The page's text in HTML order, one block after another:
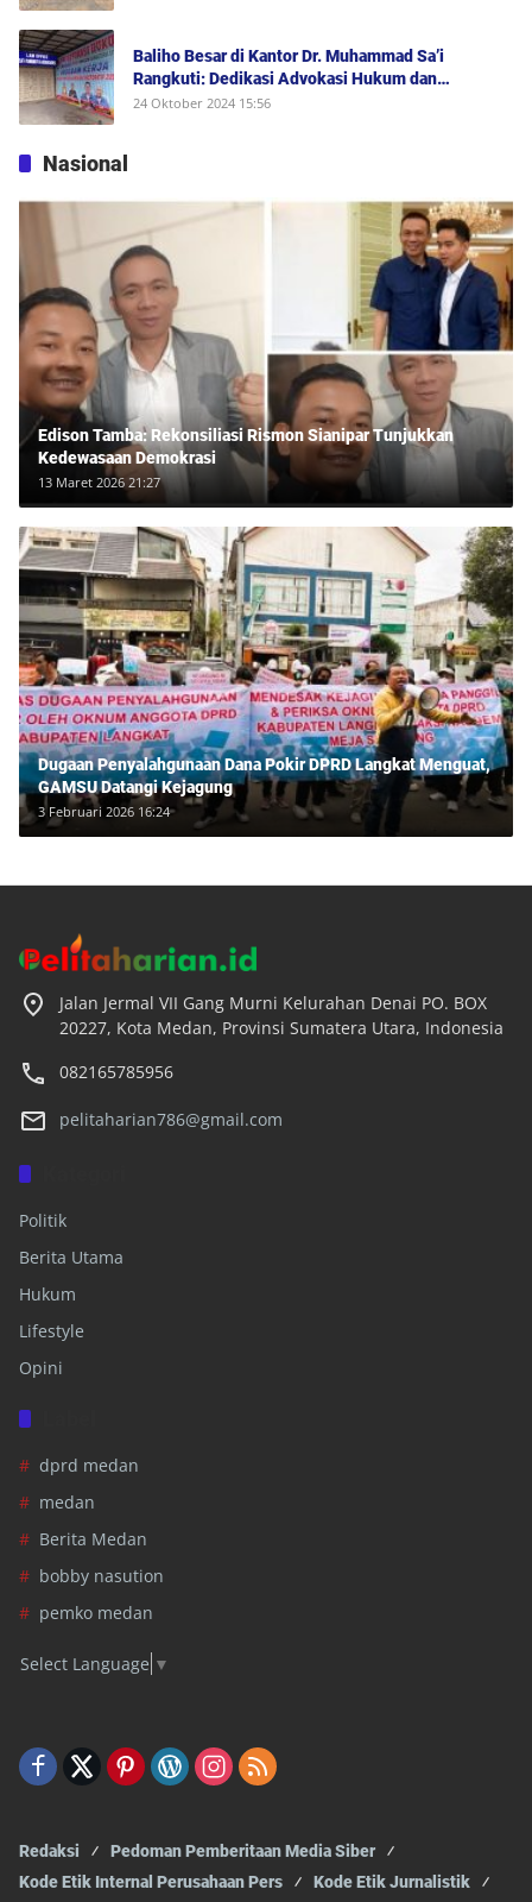
Baliho Besar di Kantor Dr. Muhammad Sa’i
Rangkuti: Dedikasi Advokasi Hukum dan
Dukungan Penuh untuk Bobby-Surya di Pilgub
24 Oktober 2024 15:56
Nasional
Edison Tamba: Rekonsiliasi Rismon Sianipar Tunjukkan
Kedewasaan Demokrasi
13 Maret 2026 21:27
Dugaan Penyalahgunaan Dana Pokir DPRD Langkat Menguat,
GAMSU Datangi Kejagung
3 Februari 2026 16:24
Jalan Jermal VII Gang Murni Kelurahan Denai PO. BOX
20227, Kota Medan, Provinsi Sumatera Utara, Indonesia
082165785956
pelitaharian786@gmail.com
Politik
Berita Utama
Hukum
Lifestyle
Opini
dprd medan
medan
Berita Medan
bobby nasution
pemko medan
Select Language ▼
Redaksi
Pedoman Pemberitaan Media Siber
Kode Etik Internal Perusahaan Pers
Kode Etik Jurnalistik